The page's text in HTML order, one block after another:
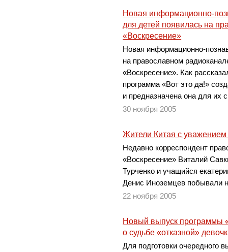
Новая информационно-
для детей появилась на
«Воскресение»
Новая информационно-
на православном
«Воскресение». Как
программа «Вот это да!»
и предназначена она для их
30 ноября 2005
Жители Китая с
Недавно корреспондент
«Воскресение» Виталий
Турченко и учащийся
Денис Иноземцев побывали
22 ноября 2005
Новый выпуск программы
о судьбе «отказной»
Для подготовки очередного